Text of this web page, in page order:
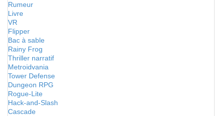
Rumeur
Livre
VR
Flipper
Bac à sable
Rainy Frog
Thriller narratif
Metroidvania
Tower Defense
Dungeon RPG
Rogue-Lite
Hack-and-Slash
Cascade